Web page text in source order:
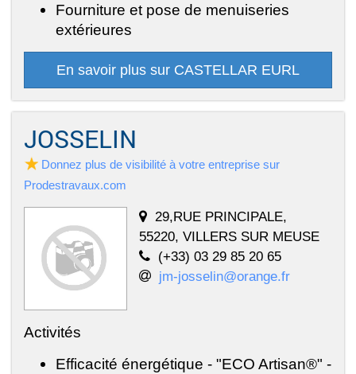
Fourniture et pose de menuiseries
extérieures
En savoir plus sur CASTELLAR EURL
JOSSELIN
Donnez plus de visibilité à votre entreprise sur
Prodestravaux.com
29,RUE PRINCIPALE,
55220, VILLERS SUR MEUSE
(+33) 03 29 85 20 65
jm-josselin@orange.fr
Activités
Efficacité énergétique - "ECO Artisan®" -